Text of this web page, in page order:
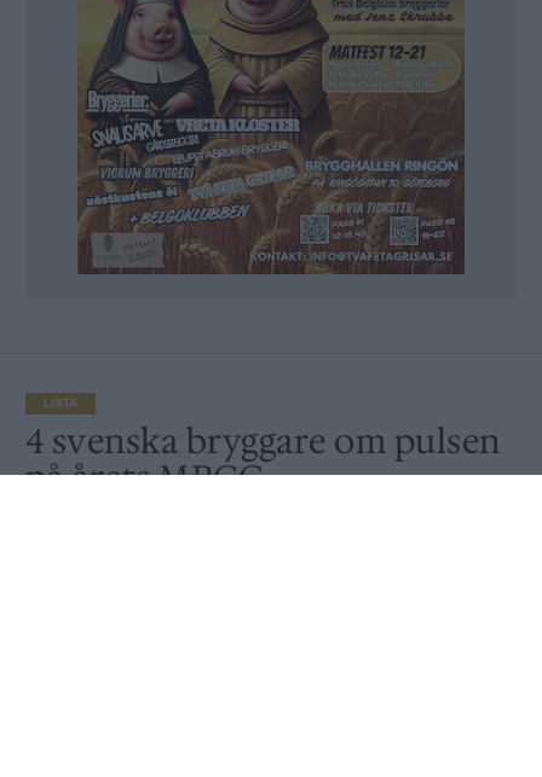
LISTA
4 svenska bryggare om pulsen
på årets MBCC